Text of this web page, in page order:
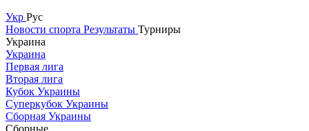
Укр Рус
Новости спорта Результаты Турниры
Украина
Украина
Первая лига
Вторая лига
Кубок Украины
Суперкубок Украины
Сборная Украины
Сборные